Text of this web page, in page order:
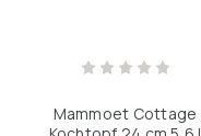
Mammoet Cottage